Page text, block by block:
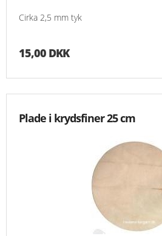
Cirka 2,5 mm tyk
15,00 DKK
Plade i krydsfiner 25 cm